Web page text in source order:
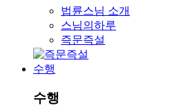
법륜스님 소개
스님의하루
즉문즉설
수행
수행